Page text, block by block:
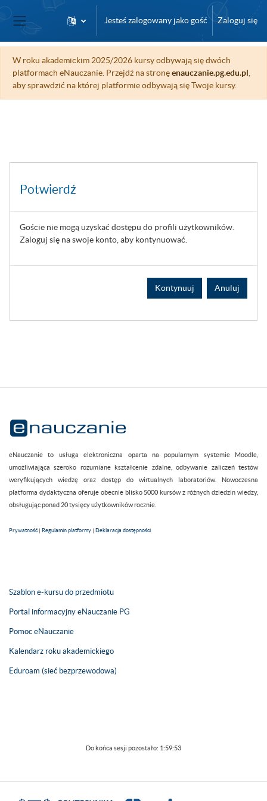
Przejdź do głównej zawartości
Panel boczny
Jesteś zalogowany jako gość Zaloguj się
W roku akademickim 2025/2026 kursy odbywają się dwóch
platformach eNauczanie. Przejdź na stronęenauczanie.pg.edu.pl
aby sprawdzić na której platformie odbywają się Twoje kursy.
Potwierdź
Goście nie mogą uzyskać dostępu do profili użytkowników.
Zaloguj się na swoje konto, aby kontynuować.
Kontynuuj Anuluj
eNauczanie to usługa elektroniczna oparta na popularnym systemie Moodle,
umożliwiająca szeroko rozumiane kształcenie zdalne, odbywanie zaliczeń testów
weryfikujących wiedzę oraz dostęp do wirtualnych laboratoriów. Nowoczesna
platforma dydaktyczna oferuje obecnie blisko 5000 kursów z różnych dziedzin wiedzy,
obsługując ponad 20 tysięcy użytkowników rocznie.
Prywatność | Regulamin platformy | Deklaracja dostępności
Szablon e-kursu do przedmiotu
Portal informacyjny eNauczanie PG
Pomoc eNauczanie
Kalendarz roku akademickiego
Eduroam (sieć bezprzewodowa)
Do końca sesji pozostało: 1:59:53